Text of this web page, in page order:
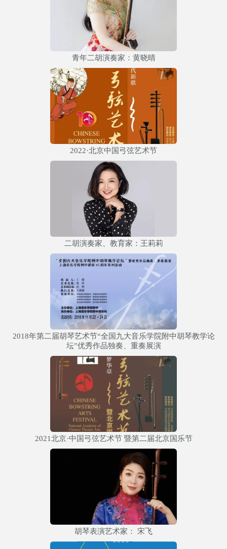
青年二胡演奏家：黄晓晴
2022·北京中国弓弦艺术节
二胡演奏家、教育家：王莉莉
2018年第二届胡琴艺术节“全国九大音乐学院附中胡琴教学论
坛”优秀作品独奏、重奏展演
2021北京·中国弓弦艺术节 暨第二届北京国乐节
胡琴表演艺术家： 宋飞